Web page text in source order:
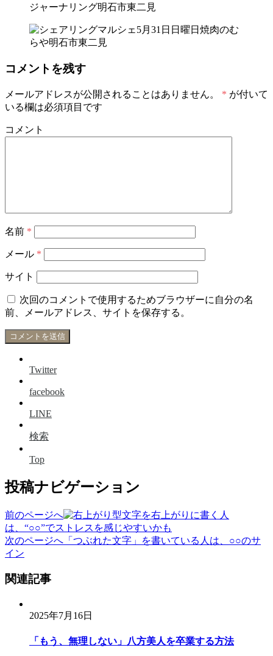
コメントを残す
メールアドレスが公開されることはありません。 * が付いて
いる欄は必須項目です
コメント
名前 *
メール *
サイト
次回のコメントで使用するためブラウザーに自分の名
前、メールアドレス、サイトを保存する。
Twitter
facebook
LINE
検索
Top
投稿ナビゲーション
前のページへ
文字を右上がりに書く人
は、“○○”でストレスを感じやすいかも
次のページへ 「つぶれた文字」を書いている人は、○○のサ
イン
関連記事
2025年7月16日
「もう、無理しない」八方美人を卒業する方法